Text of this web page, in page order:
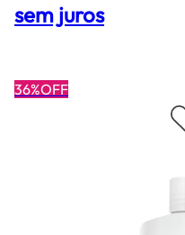
sem juros
36%OFF